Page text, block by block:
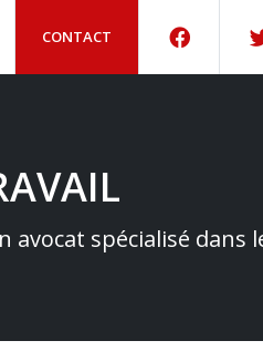
CONTACT
spécialisé dans